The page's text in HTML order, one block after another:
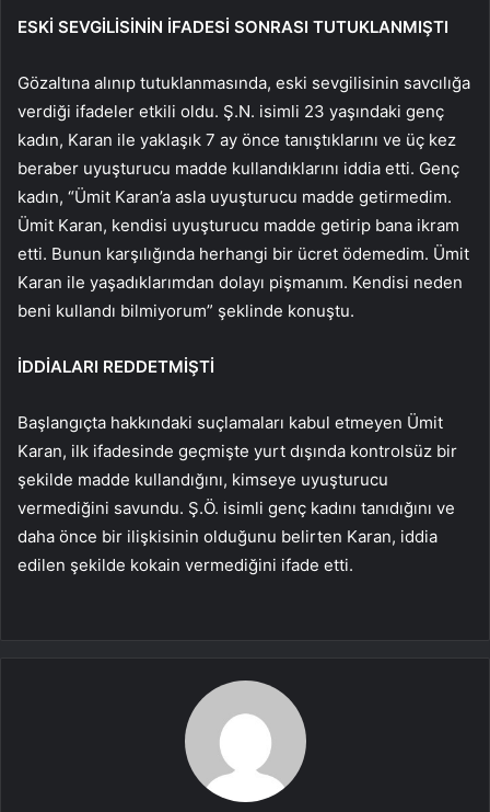
ESKİ SEVGİLİSİNİN İFADESİ SONRASI TUTUKLANMIŞTI
Gözaltına alınıp tutuklanmasında, eski sevgilisinin savcılığa
verdiği ifadeler etkili oldu. Ş.N. isimli 23 yaşındaki genç
kadın, Karan ile yaklaşık 7 ay önce tanıştıklarını ve üç kez
beraber uyuşturucu madde kullandıklarını iddia etti. Genç
kadın, “Ümit Karan’a asla uyuşturucu madde getirmedim.
Ümit Karan, kendisi uyuşturucu madde getirip bana ikram
etti. Bunun karşılığında herhangi bir ücret ödemedim. Ümit
Karan ile yaşadıklarımdan dolayı pişmanım. Kendisi neden
beni kullandı bilmiyorum” şeklinde konuştu.
İDDİALARI REDDETMİŞTİ
Başlangıçta hakkındaki suçlamaları kabul etmeyen Ümit
Karan, ilk ifadesinde geçmişte yurt dışında kontrolsüz bir
şekilde madde kullandığını, kimseye uyuşturucu
vermediğini savundu. Ş.Ö. isimli genç kadını tanıdığını ve
daha önce bir ilişkisinin olduğunu belirten Karan, iddia
edilen şekilde kokain vermediğini ifade etti.